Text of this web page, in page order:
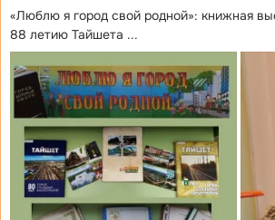
«Люблю я город свой родной»: книжная
88 летию Тайшета ...